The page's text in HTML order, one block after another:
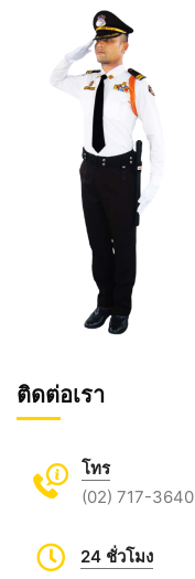
ติดต่อเรา
โทร
(02) 717-3640
24 ชั่วโมง